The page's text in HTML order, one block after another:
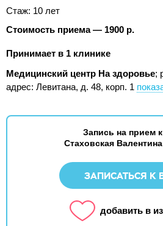
Стаж: 10 лет
Стоимость приема — 1900 р.
Принимает в 1 клинике
Медицинский центр На здоровье;
адрес: Левитана, д. 48, корп. 1
Запись на прием
Стаховская
ЗАПИСАТЬСЯ К
добавить в